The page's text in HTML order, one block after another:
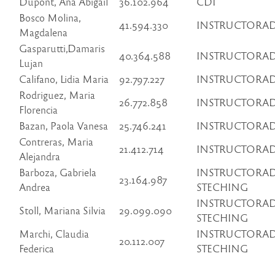
Bosco Molina,
Magdalena
41.594.330
Gasparutti,Damaris
Lujan
40.364.588
Califano, Lidia Maria
92.797.227
Rodriguez, Maria
Florencia
26.772.858
Bazan, Paola Vanesa
25.746.241
Contreras, Maria
Alejandra
21.412.714
Barboza, Gabriela
Andrea
23.164.987
STECHING
Stoll, Mariana Silvia
29.099.090
STECHING
Marchi, Claudia
Federica
20.112.007
STECHING